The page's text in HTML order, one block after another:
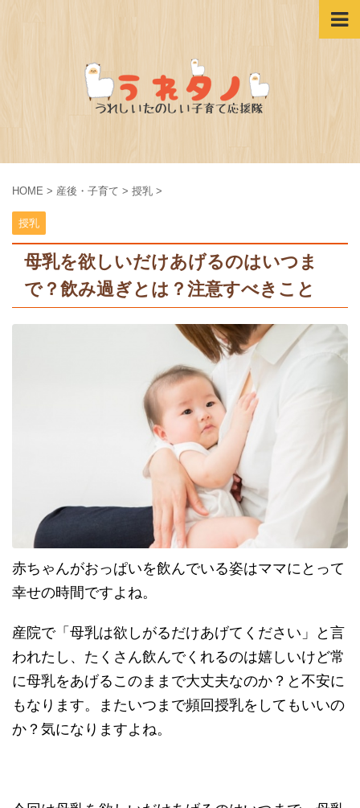
HOME > 産後・子育て > 授乳 >
授乳
母乳を欲しいだけあげるのはいつま
で？飲み過ぎとは？注意すべきこと
赤ちゃんがおっぱいを飲んでいる姿はママにとって
幸せの時間ですよね。
産院で「母乳は欲しがるだけあげてください」と言
われたし、たくさん飲んでくれるのは嬉しいけど常
に母乳をあげるこのままで大丈夫なのか？と不安に
もなります。またいつまで頻回授乳をしてもいいの
か？気になりますよね。